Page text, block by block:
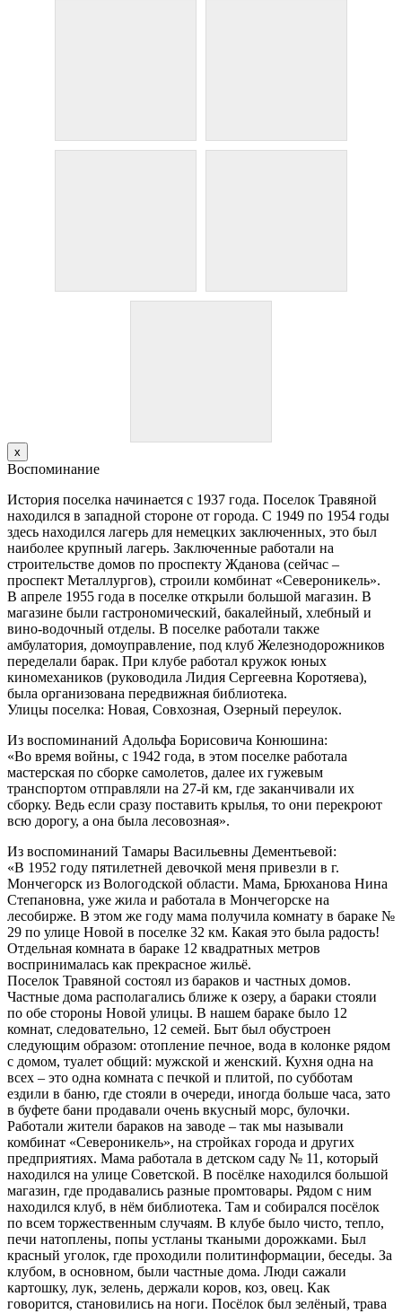
х
Воспоминание
История поселка начинается с 1937 года. Поселок Травяной
находился в западной стороне от города. С 1949 по 1954 годы
здесь находился лагерь для немецких заключенных, это был
наиболее крупный лагерь. Заключенные работали на
строительстве домов по проспекту Жданова (сейчас –
проспект Металлургов), строили комбинат «Североникель».
В апреле 1955 года в поселке открыли большой магазин. B
магазине были гастрономический, бакалейный, хлебный и
вино-водочный отделы. В поселке работали также
амбулатория, домоуправление, под клуб Железнодорожников
переделали барак. При клубе работал кружок юных
киномехаников (руководила Лидия Сергеевна Коротяева),
была организована передвижная библиотека.
Улицы поселка: Новая, Совхозная, Озерный переулок.
Из воспоминаний Адольфа Борисовича Конюшина:
«Во время войны, с 1942 года, в этом поселке работала
мастерская по сборке самолетов, далее их гужевым
транспортом отправляли на 27-й км, где заканчивали их
сборку. Ведь если сразу поставить крылья, то они перекроют
всю дорогу, а она была лесовозная».
Из воспоминаний Тамары Васильевны Дементьевой:
«В 1952 году пятилетней девочкой меня привезли в г.
Мончегорск из Вологодской области. Мама, Брюханова Нина
Степановна, уже жила и работала в Мончегорске на
лесобирже. В этом же году мама получила комнату в бараке №
29 по улице Новой в поселке 32 км. Какая это была радость!
Отдельная комната в бараке 12 квадратных метров
воспринималась как прекрасное жильё.
Поселок Травяной состоял из бараков и частных домов.
Частные дома располагались ближе к озеру, а бараки стояли
по обе стороны Новой улицы. В нашем бараке было 12
комнат, следовательно, 12 семей. Быт был обустроен
следующим образом: отопление печное, вода в колонке рядом
с домом, туалет общий: мужской и женский. Кухня одна на
всех – это одна комната с печкой и плитой, по субботам
ездили в баню, где стояли в очереди, иногда больше часа, зато
в буфете бани продавали очень вкусный морс, булочки.
Работали жители бараков на заводе – так мы называли
комбинат «Североникель», на стройках города и других
предприятиях. Мама работала в детском саду № 11, который
находился на улице Советской. В посёлке находился большой
магазин, где продавались разные промтовары. Рядом с ним
находился клуб, в нём библиотека. Там и собирался посёлок
по всем торжественным случаям. В клубе было чисто, тепло,
печи натоплены, попы устланы ткаными дорожками. Был
красный уголок, где проходили политинформации, беседы. За
клубом, в основном, были частные дома. Люди сажали
картошку, лук, зелень, держали коров, коз, овец. Как
говорится, становились на ноги. Посёлок был зелёный, трава